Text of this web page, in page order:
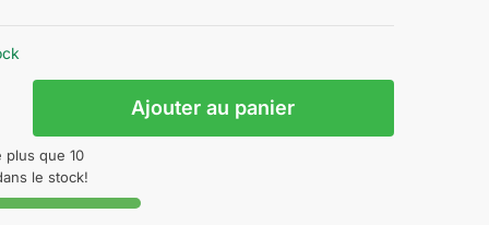
Ajouter au panier
plus que 10
le stock!